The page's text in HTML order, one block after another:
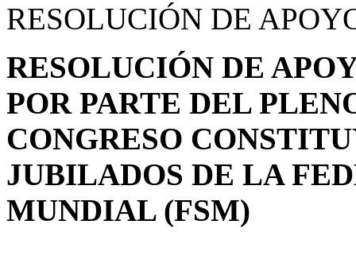
RESOLUCIÓN DE
RESOLUCIÓN DE
POR PARTE DEL
CONGRESO
JUBILADOS DE LA
MUNDIAL (FSM)